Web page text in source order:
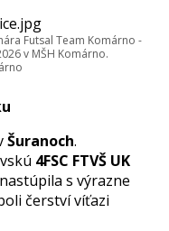
Futsal Team Komárno -
v MŠH Komárno.
Šuranoch.
4FSC FTVŠ UK
s výrazne
čerství víťazi